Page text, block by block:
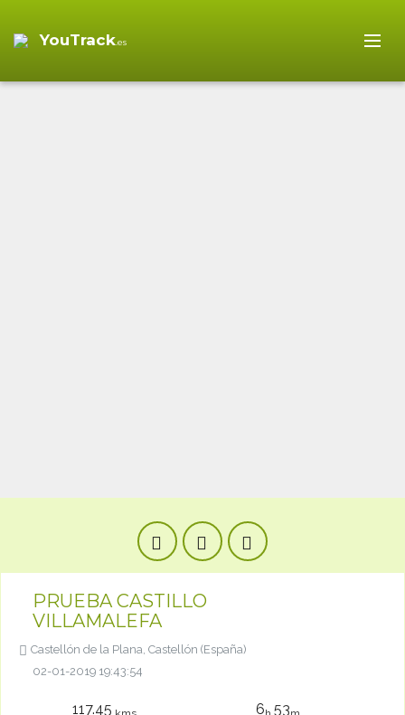
YouTrack.es
PRUEBA CASTILLO
VILLAMALEFA
Castellón de la Plana, Castellón (España)
02-01-2019 19:43:54
117.45 6 53